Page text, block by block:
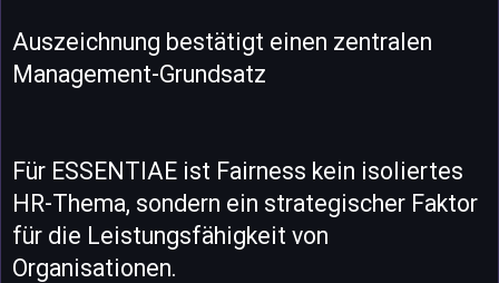
Auszeichnung bestätigt einen zentralen
Management-Grundsatz
Für ESSENTIAE ist Fairness kein isoliertes
HR-Thema, sondern ein strategischer Faktor
für die Leistungsfähigkeit von
Organisationen.